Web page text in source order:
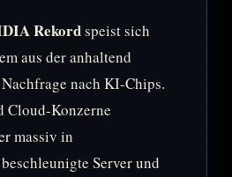
Rekordspeist sich
aus der anhaltend
nach KI-Chips.
Cloud-Konzerne
massiv in
Server und